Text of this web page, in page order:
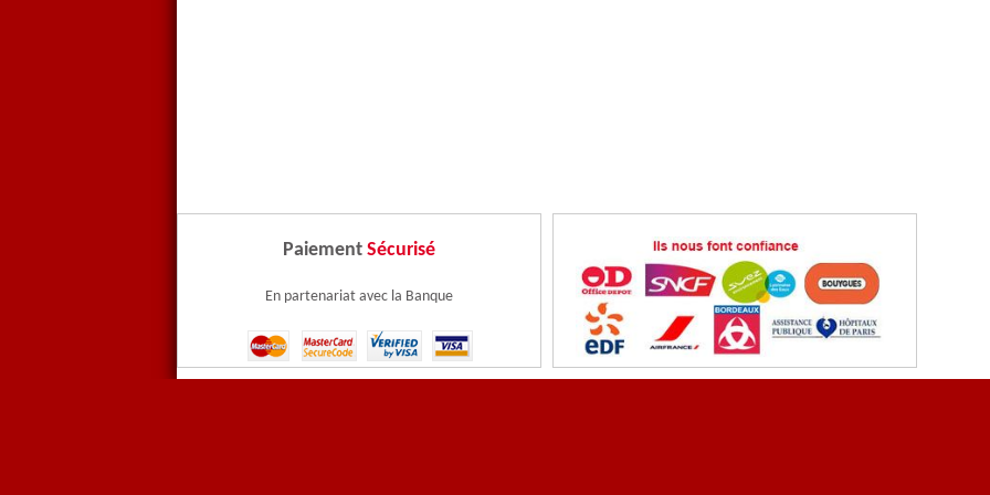
Paiement Sécurisé
En partenariat avec la Banque